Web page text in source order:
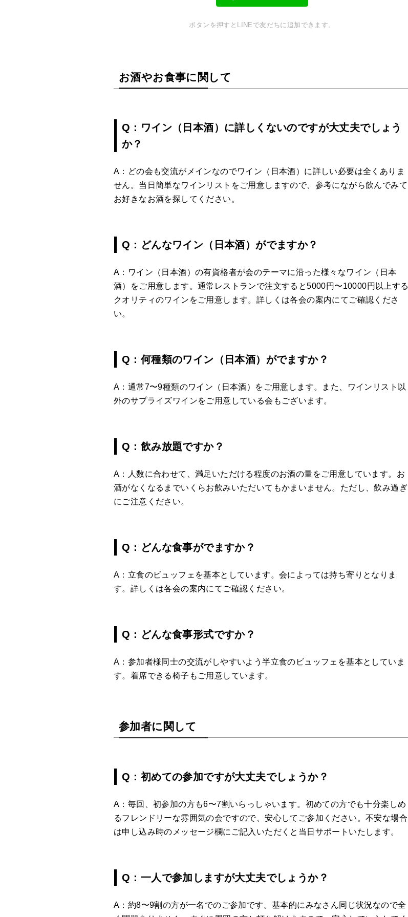
ボタンを押すとLINEで友だちに追加できます。
お酒やお食事に関して
Q：ワイン（日本酒）に詳しくないのですが大丈夫でしょう
か？
A：どの会も交流がメインなのでワイン（日本酒）に詳しい必要は全くありま
せん。当日簡単なワインリストをご用意しますので、参考にながら飲んでみて
お好きなお酒を探してください。
Q：どんなワイン（日本酒）がでますか？
A：ワイン（日本酒）の有資格者が会のテーマに沿った様々なワイン（日本
酒）をご用意します。通常レストランで注文すると5000円〜10000円以上する
クオリティのワインをご用意します。詳しくは各会の案内にてご確認くださ
い。
Q：何種類のワイン（日本酒）がでますか？
A：通常7〜9種類のワイン（日本酒）をご用意します。また、ワインリスト以
外のサプライズワインをご用意している会もございます。
Q：飲み放題ですか？
A：人数に合わせて、満足いただける程度のお酒の量をご用意しています。お
酒がなくなるまでいくらお飲みいただいてもかまいません。ただし、飲み過ぎ
にご注意ください。
Q：どんな食事がでますか？
A：立食のビュッフェを基本としています。会によっては持ち寄りとなりま
す。詳しくは各会の案内にてご確認ください。
Q：どんな食事形式ですか？
A：参加者様同士の交流がしやすいよう半立食のビュッフェを基本としていま
す。着席できる椅子もご用意しています。
参加者に関して
Q：初めての参加ですが大丈夫でしょうか？
A：毎回、初参加の方も6〜7割いらっしゃいます。初めての方でも十分楽しめ
るフレンドリーな雰囲気の会ですので、安心してご参加ください。不安な場合
は申し込み時のメッセージ欄にご記入いただくと当日サポートいたします。
Q：一人で参加しますが大丈夫でしょうか？
A：約8〜9割の方が一名でのご参加です。基本的にみなさん同じ状況なので全